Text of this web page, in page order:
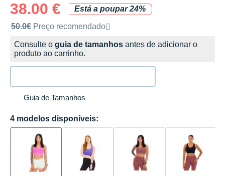
38.00 €
Está a poupar 24%
Preço de venda recomendado pela marca
50.0€ Preço recomendado
Consulte o guia de tamanhos antes de adicionar o
produto ao carrinho.
Guia de Tamanhos
4 modelos disponíveis: